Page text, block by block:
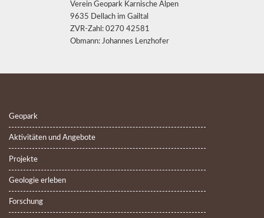
Verein Geopark Karnische Alpen
9635 Dellach im Gailtal
ZVR-Zahl: 0270 42581
Obmann: Johannes Lenzhofer
Geopark
Aktivitäten und Angebote
Projekte
Geologie erleben
Forschung